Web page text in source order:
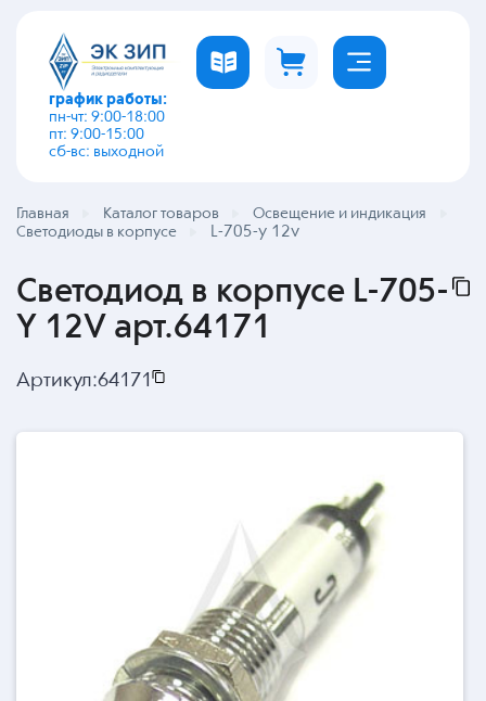
график работы:
пн-чт: 9:00-18:00
пт: 9:00-15:00
сб-вс: выходной
Главная Каталог товаров
Освещение и индикация
Светодиоды в корпусе
L-705-y 12v
Светодиод в корпусе L-705-
Y 12V арт.64171
Артикул:64171